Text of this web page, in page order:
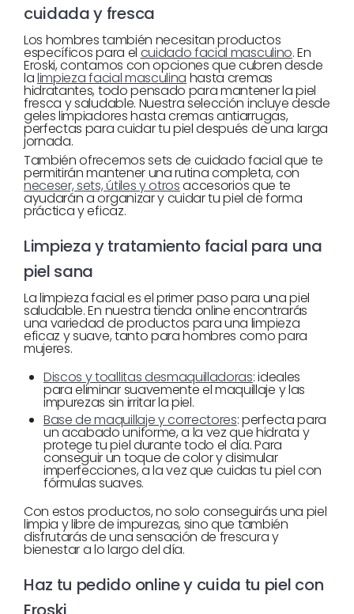
cuidada y fresca
Los hombres también necesitan productos
específicos para el cuidado facial masculino. En
Eroski, contamos con opciones que cubren desde
lalimpieza facial masculina hasta cremas
hidratantes, todo pensado para mantener la piel
fresca y saludable. Nuestra selección incluye desde
geles limpiadores hasta cremas antiarrugas,
perfectas para cuidar tu piel después de una larga
jornada.
También ofrecemos sets de cuidado facial que te
permitirán mantener una rutina completa, con
neceser, sets, útiles y otrosaccesorios que te
ayudarán a organizar y cuidar tu piel de forma
práctica y eficaz.
Limpieza y tratamiento facial para una
piel sana
La limpieza facial es el primer paso para una piel
saludable. En nuestra tienda online encontrarás
una variedad de productos para una limpieza
eficaz y suave, tanto para hombres como para
mujeres.
Discos y toallitas desmaquilladoras: ideales
para eliminar suavemente el maquillaje y las
impurezas sin irritar la piel.
Base de maquillaje y correctores: perfecta para
un acabado uniforme, a la vez que hidrata y
protege tu piel durante todo el día. Para
conseguir un toque de color y disimular
imperfecciones, a la vez que cuidas tu piel con
fórmulas suaves.
Con estos productos, no solo conseguirás una piel
limpia y libre de impurezas, sino que también
disfrutarás de una sensación de frescura y
bienestar a lo largo del día.
Haz tu pedido online y cuida tu piel con